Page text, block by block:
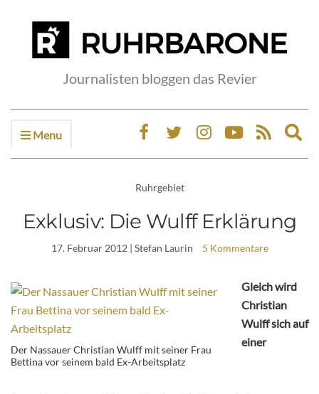
Journalisten bloggen das Revier
Menu
Ruhrgebiet
Exklusiv: Die Wulff Erklärung
17. Februar 2012| Stefan Laurin 5 Kommentare
Der Nassauer Christian Wulff mit seiner Frau
Bettina vor seinem bald Ex-Arbeitsplatz
Gleich wird
Christian
Wulff sich auf
einer